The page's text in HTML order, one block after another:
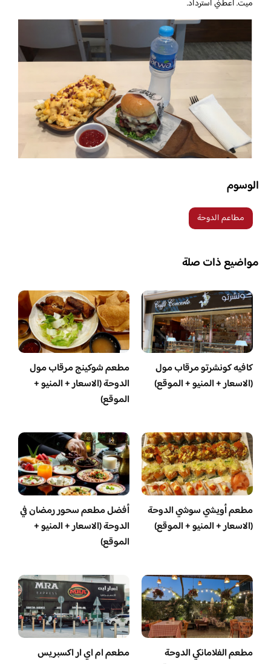
ميت. أعطني استرداد.
الوسوم
مطاعم الدوحة
مواضيع ذات صلة
كافيه كونشرتو مرقاب مول
(الاسعار + المنيو + الموقع)
مطعم شوكينج مرقاب مول
الدوحة (الاسعار + المنيو +
الموقع)
مطعم أويشي سوشي الدوحة
(الاسعار + المنيو + الموقع)
أفضل مطعم سحور رمضان في
الدوحة (الاسعار + المنيو +
الموقع)
مطعم الفلامانكي الدوحة
مطعم ام اي ار اكسبريس